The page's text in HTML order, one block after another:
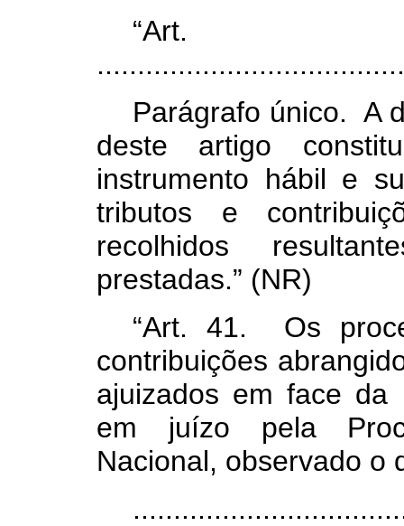
Parágrafo único. A
deste artigo
instrumento hábil e
tributos e
recolhidos
prestadas.” (NR)
“Art. 41. Os
contribuições
ajuizados em face da
em juízo pela
Nacional, observado o